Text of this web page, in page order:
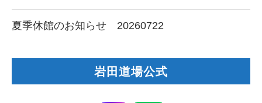
夏季休館のお知らせ 20260722
岩田道場公式